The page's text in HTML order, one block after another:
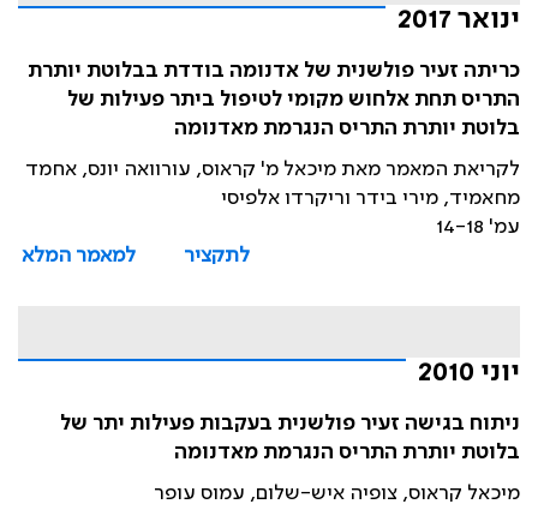
ינואר 2017
כריתה זעיר פולשנית של אדנומה בודדת בבלוטת יותרת
התריס תחת אלחוש מקומי לטיפול ביתר פעילות של
בלוטת יותרת התריס הנגרמת מאדנומה
לקריאת המאמר מאת מיכאל מ' קראוס, עורוואה יונס, אחמד
מחאמיד, מירי בידר וריקרדו אלפיסי
עמ' 14-18
לתקציר
למאמר המלא
יוני 2010
ניתוח בגישה זעיר פולשנית בעקבות פעילות יתר של
בלוטת יותרת התריס הנגרמת מאדנומה
מיכאל קראוס, צופיה איש-שלום, עמוס עופר